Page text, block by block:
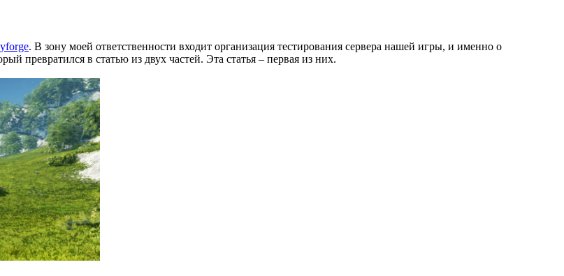
. В зону моей ответственности входит организация тестирования сервера нашей игры, и именно о
превратился в статью из двух частей. Эта статья – первая из них.